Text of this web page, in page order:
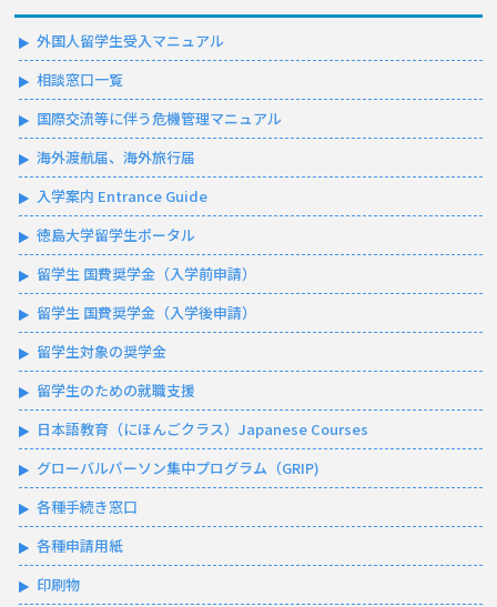
外国人留学生受入マニュアル
相談窓口一覧
国際交流等に伴う危機管理マニュアル
海外渡航届、海外旅行届
入学案内 Entrance Guide
徳島大学留学生ポータル
留学生 国費奨学金（入学前申請）
留学生 国費奨学金（入学後申請）
留学生対象の奨学金
留学生のための就職支援
日本語教育（にほんごクラス）Japanese Courses
グローバルパーソン集中プログラム（GRIP)
各種手続き窓口
各種申請用紙
印刷物